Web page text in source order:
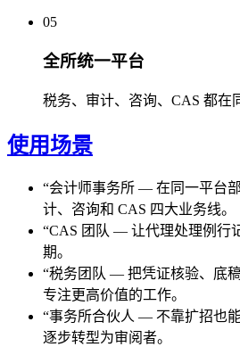
05
全所统一平台
税务、审计、咨询、CAS 都在
使用场景
“会计师事务所 — 在同一平台
计、咨询和 CAS 四大业务线。
“CAS 团队 — 让代理处理例行
期。
“税务团队 — 把凭证核验、底
专注更高价值的工作。
“事务所合伙人 — 不靠扩招也
逐步转型为审阅者。